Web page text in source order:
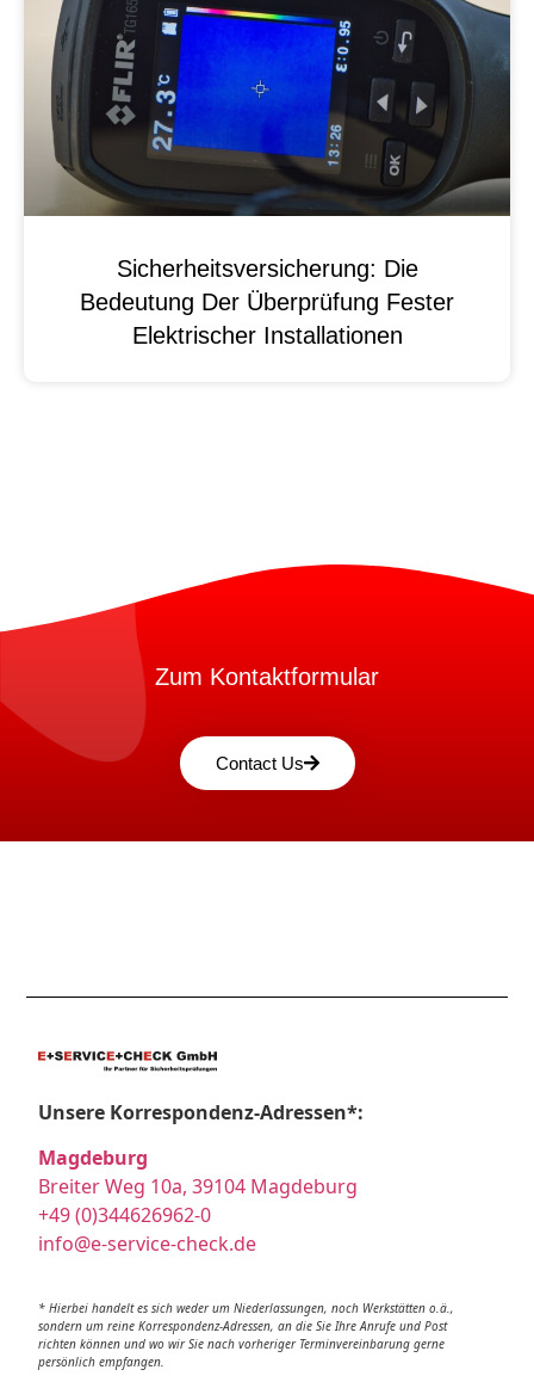
Sicherheitsversicherung: Die
Bedeutung Der Überprüfung Fester
Elektrischer Installationen
Zum Kontaktformular
Contact Us
Unsere Korrespondenz-Adressen*:
Magdeburg
Breiter Weg 10a, 39104 Magdeburg
+49 (0)344626962-0
info@e-service-check.de
* Hierbei handelt es sich weder um Niederlassungen, noch Werkstätten o.ä.,
sondern um reine Korrespondenz-Adressen, an die Sie Ihre Anrufe und Post
richten können und wo wir Sie nach vorheriger Terminvereinbarung gerne
persönlich empfangen.